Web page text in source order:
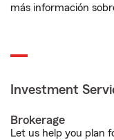
más información
Investment
Brokerage
Let us help you plan